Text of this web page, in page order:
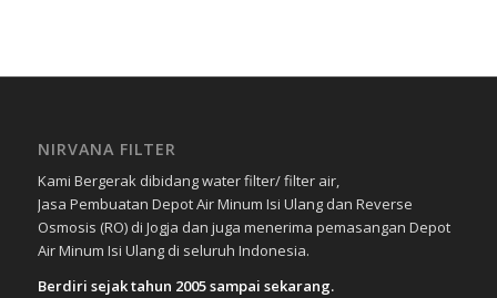
NIRVANA FILTER
Kami Bergerak dibidang water filter/ filter air,
Jasa Pembuatan Depot Air Minum Isi Ulang dan Reverse
Osmosis (RO) di Jogja dan juga menerima pemasangan Depot
Air Minum Isi Ulang di seluruh Indonesia.
Berdiri sejak tahun 2005 sampai sekarang.